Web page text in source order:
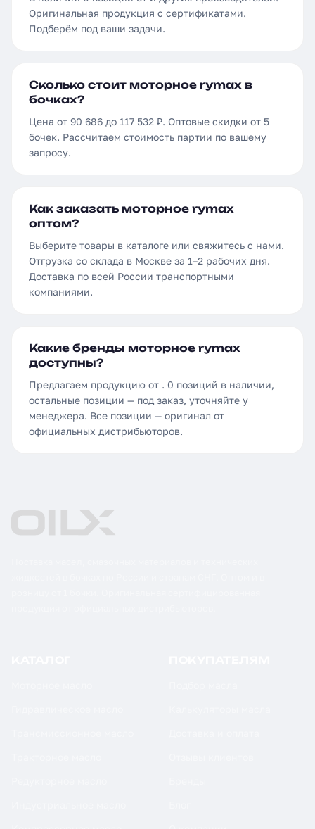
Оригинальная продукция с сертификатами.
Подберём под ваши задачи.
Сколько стоит моторное rymax в
бочках?
Цена от 90 686 до 117 532 ₽. Оптовые скидки от 5
бочек. Рассчитаем стоимость партии по вашему
запросу.
Как заказать моторное rymax
оптом?
Выберите товары в каталоге или свяжитесь с нами.
Отгрузка со склада в Москве за 1–2 рабочих дня.
Доставка по всей России транспортными
компаниями.
Какие бренды моторное rymax
доступны?
Предлагаем продукцию от . 0 позиций в наличии,
остальные позиции — под заказ, уточняйте у
менеджера. Все позиции — оригинал от
официальных дистрибьюторов.